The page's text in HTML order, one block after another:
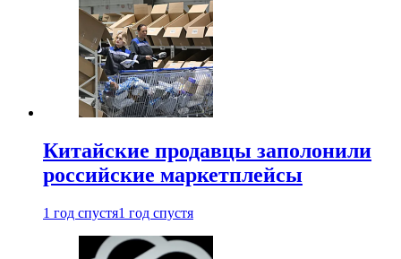
Китайские продавцы заполонили
российские маркетплейсы
1 год спустя1 год спустя